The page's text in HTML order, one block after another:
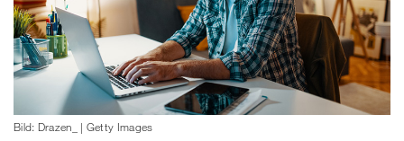
Bild: Drazen_ | Getty Images